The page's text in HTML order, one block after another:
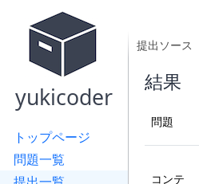
yukicoder
トップページ
問題一覧
提出ソース
結果
問題
コンテ